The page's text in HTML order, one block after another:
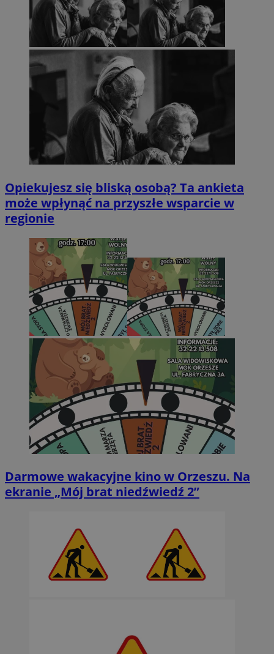
Opiekujesz się bliską osobą? Ta ankieta
może wpłynąć na przyszłe wsparcie w
regionie
Darmowe wakacyjne kino w Orzeszu. Na
ekranie „Mój brat niedźwiedź 2”